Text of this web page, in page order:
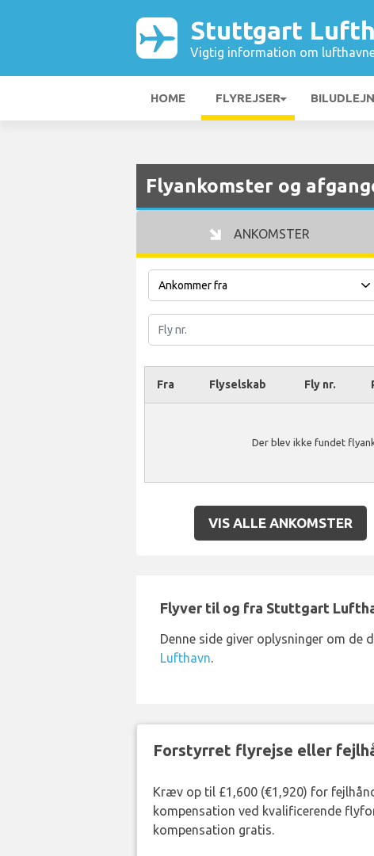
Stuttgart
Vigtig information om
HOME FLYREJSER
Flyankomster og
ANKOMSTER
Fra Flyselskab Fly nr.
Der blev ikke fundet
VIS ALLE ANKOMSTER
Flyver til og fra Stuttgart
Denne side giver oplysninger om de
Lufthavn.
Forstyrret flyrejse eller
Kræv op til £1,600 (€1,920) for
kompensation ved kvalificerende
kompensation gratis.